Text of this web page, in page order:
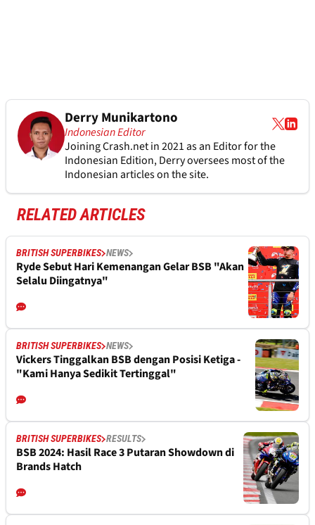
Derry Munikartono
Indonesian Editor
Joining Crash.net in 2021 as an Editor for the
Indonesian Edition, Derry oversees most of the
Indonesian articles on the site.
RELATED ARTICLES
BRITISH SUPERBIKES NEWS
Ryde Sebut Hari Kemenangan Gelar BSB "Akan
Selalu Diingatnya"
BRITISH SUPERBIKES NEWS
Vickers Tinggalkan BSB dengan Posisi Ketiga -
"Kami Hanya Sedikit Tertinggal"
BRITISH SUPERBIKES RESULTS
BSB 2024: Hasil Race 3 Putaran Showdown di
Brands Hatch